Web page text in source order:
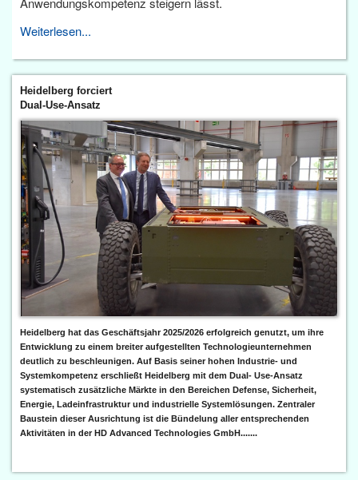
Weiterlesen...
Heidelberg forciert
Dual-Use-Ansatz
Heidelberg hat das Geschäftsjahr 2025/2026 erfolgreich genutzt, um ihre
Entwicklung zu einem breiter aufgestellten Technologieunternehmen
deutlich zu beschleunigen. Auf Basis seiner hohen Industrie- und
Systemkompetenz erschließt Heidelberg mit dem Dual- Use-Ansatz
systematisch zusätzliche Märkte in den Bereichen Defense, Sicherheit,
Energie, Ladeinfrastruktur und industrielle Systemlösungen. Zentraler
Baustein dieser Ausrichtung ist die Bündelung aller entsprechenden
Aktivitäten in der HD Advanced Technologies GmbH.......